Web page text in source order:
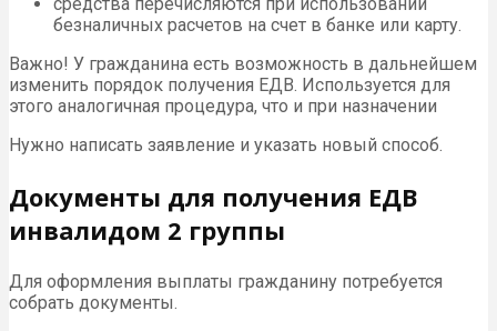
безналичных расчетов на счет в банке или карту.
Важно! У гражданина есть возможность в дальнейшем
изменить порядок получения ЕДВ. Используется для
этого аналогичная процедура, что и при назначении
Нужно написать заявление и указать новый способ.
Документы для получения ЕДВ
инвалидом 2 группы
Для оформления выплаты гражданину потребуется
собрать документы.